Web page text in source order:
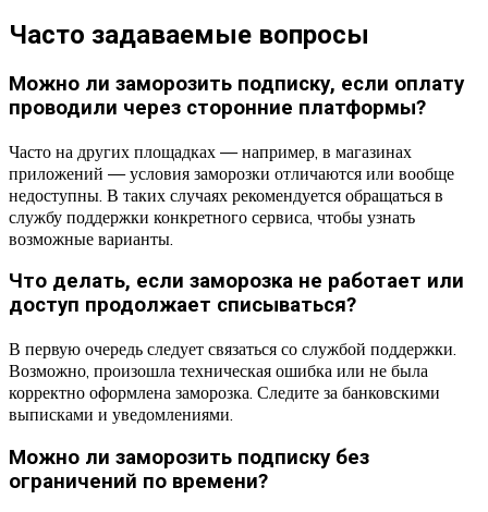
Часто задаваемые вопросы
Можно ли заморозить подписку, если оплату
проводили через сторонние платформы?
Часто на других площадках — например, в магазинах
приложений — условия заморозки отличаются или вообще
недоступны. В таких случаях рекомендуется обращаться в
службу поддержки конкретного сервиса, чтобы узнать
возможные варианты.
Что делать, если заморозка не работает или
доступ продолжает списываться?
В первую очередь следует связаться со службой поддержки.
Возможно, произошла техническая ошибка или не была
корректно оформлена заморозка. Следите за банковскими
выписками и уведомлениями.
Можно ли заморозить подписку без
ограничений по времени?